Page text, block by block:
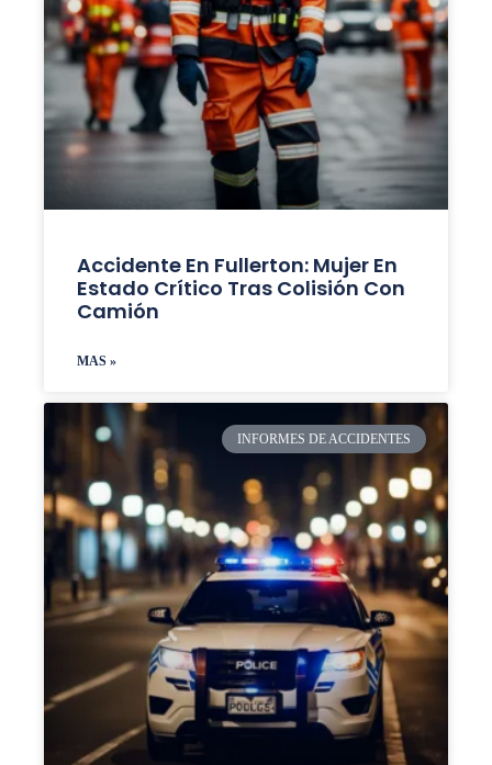
Accidente En Fullerton: Mujer En
Estado Crítico Tras Colisión Con
Camión
MAS »
INFORMES DE ACCIDENTES